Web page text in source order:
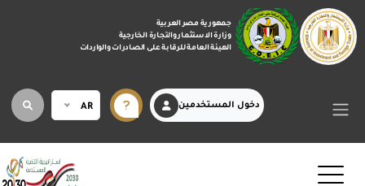
جمهورية مصر العربية
وزارة الاستثمار والتجارة الخارجية
الهيئة العامة للرقابة على الصادرات والواردات
دخول المستخدمين AR